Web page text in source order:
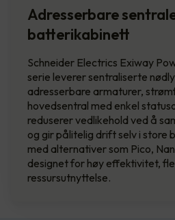
Adresserbare
batterikabinett
Schneider Electrics Exiway
serie leverer sentraliserte
adresserbare armaturer,
hovedsentral med enkel
reduserer vedlikehold ved å
og gir pålitelig drift selv i store
med alternativer som Pico,
designet for høy effektivitet,
ressursutnyttelse.